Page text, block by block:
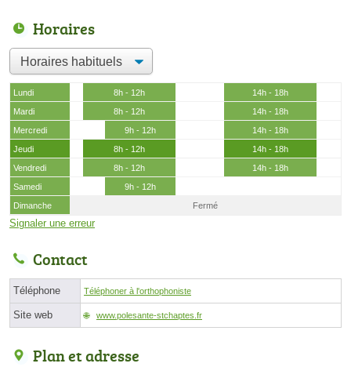
Horaires
Lundi 8h - 12h
14h - 18h
Mardi
8h - 12h
14h - 18h
Mercredi
9h - 12h
14h - 18h
Jeudi
8h - 12h
14h - 18h
Vendredi
8h - 12h
14h - 18h
Samedi
9h - 12h
Dimanche
Fermé
Signaler une erreur
Contact
Téléphone Téléphoner à l'orthophoniste
Site web www.polesante-stchaptes.fr
Plan et adresse